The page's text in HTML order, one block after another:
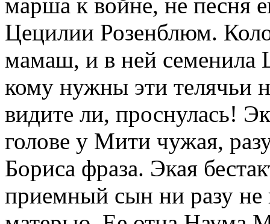
Цецилии Розенблюм.
мамаш, и в ней семенила
кому нужны эти телячьи
видите ли, проснулась!
голове у Мити чужая,
Бориса фраза. Экая
приемный сын ни разу